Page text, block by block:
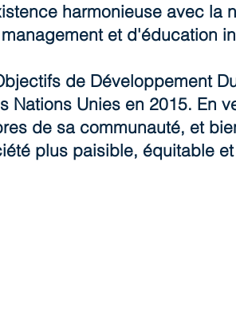
harmonieuse avec la
et d'éducation
de Développement
Unies en 2015. En
de sa communauté, et
plus paisible, équitable